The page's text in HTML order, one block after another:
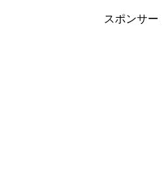
スポンサー